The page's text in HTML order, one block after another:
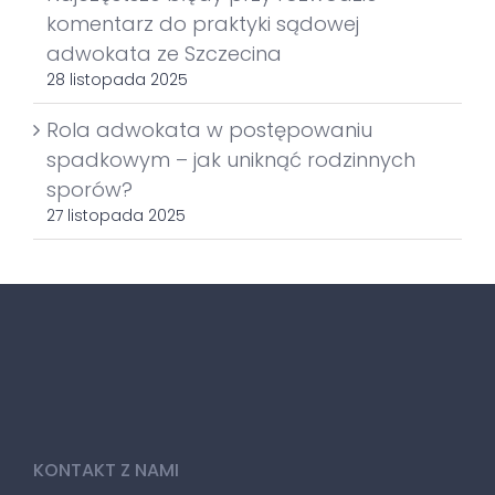
komentarz do praktyki sądowej
adwokata ze Szczecina
28 listopada 2025
Rola adwokata w postępowaniu
spadkowym – jak uniknąć rodzinnych
sporów?
27 listopada 2025
KONTAKT Z NAMI